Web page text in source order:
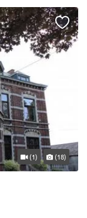
(1) (18)